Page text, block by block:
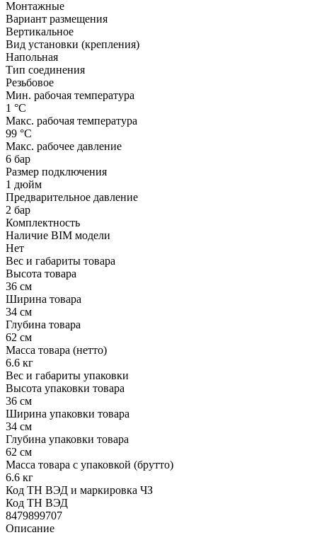
Монтажные
Вариант размещения
Вертикальное
Вид установки (крепления)
Напольная
Тип соединения
Резьбовое
Мин. рабочая температура
1 °С
Макс. рабочая температура
99 °С
Макс. рабочее давление
6 бар
Размер подключения
1 дюйм
Предварительное давление
2 бар
Комплектность
Наличие BIM модели
Нет
Вес и габариты товара
Высота товара
36 см
Ширина товара
34 см
Глубина товара
62 см
Масса товара (нетто)
6.6 кг
Вес и габариты упаковки
Высота упаковки товара
36 см
Ширина упаковки товара
34 см
Глубина упаковки товара
62 см
Масса товара с упаковкой (брутто)
6.6 кг
Код ТН ВЭД и маркировка ЧЗ
Код ТН ВЭД
8479899707
Описание